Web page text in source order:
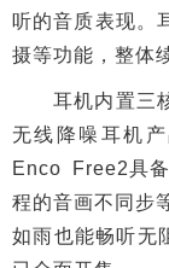
听的音质表现。
摄等功能，整体
耳机内置三核
无线降噪耳机
Enco Free2具
程的音画不同步
如雨也能畅听